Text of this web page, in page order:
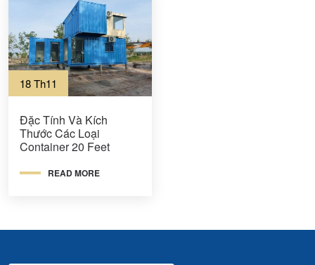
18 Th11
Đặc Tính Và Kích
Thước Các Loại
Container 20 Feet
READ MORE